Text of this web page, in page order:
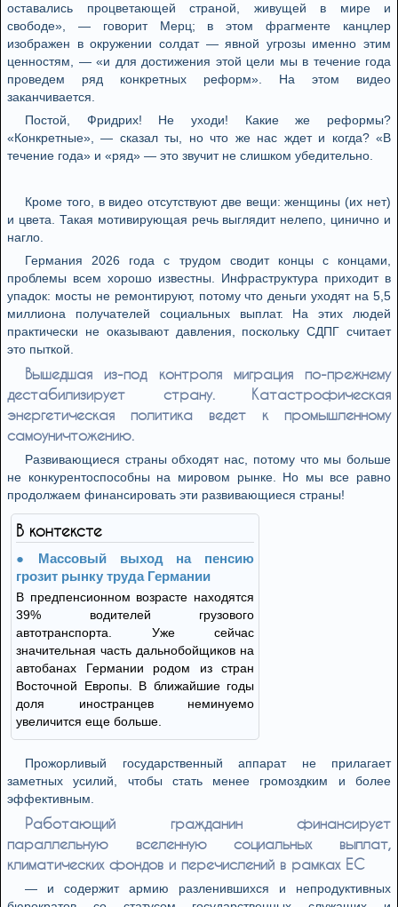
оставались процветающей страной, живущей в мире и
свободе», — говорит Мерц; в этом фрагменте канцлер
изображен в окружении солдат — явной угрозы именно этим
ценностям, — «и для достижения этой цели мы в течение года
проведем ряд конкретных реформ». На этом видео
заканчивается.
Постой, Фридрих! Не уходи! Какие же реформы?
«Конкретные», — сказал ты, но что же нас ждет и когда? «В
течение года» и «ряд» — это звучит не слишком убедительно.
Кроме того, в видео отсутствуют две вещи: женщины (их нет)
и цвета. Такая мотивирующая речь выглядит нелепо, цинично и
нагло.
Германия 2026 года с трудом сводит концы с концами,
проблемы всем хорошо известны. Инфраструктура приходит в
упадок: мосты не ремонтируют, потому что деньги уходят на 5,5
миллиона получателей социальных выплат. На этих людей
практически не оказывают давления, поскольку СДПГ считает
это пыткой.
Вышедшая из-под контроля миграция по-прежнему
дестабилизирует страну. Катастрофическая
энергетическая политика ведет к промышленному
самоуничтожению.
Развивающиеся страны обходят нас, потому что мы больше
не конкурентоспособны на мировом рынке. Но мы все равно
продолжаем финансировать эти развивающиеся страны!
В контексте
Массовый выход на пенсию
грозит рынку труда Германии
В предпенсионном возрасте находятся
39% водителей грузового
автотранспорта. Уже сейчас
значительная часть дальнобойщиков на
автобанах Германии родом из стран
Восточной Европы. В ближайшие годы
доля иностранцев неминуемо
увеличится еще больше.
Прожорливый государственный аппарат не прилагает
заметных усилий, чтобы стать менее громоздким и более
эффективным.
Работающий гражданин финансирует
параллельную вселенную социальных выплат,
климатических фондов и перечислений в рамках ЕС
— и содержит армию разленившихся и непродуктивных